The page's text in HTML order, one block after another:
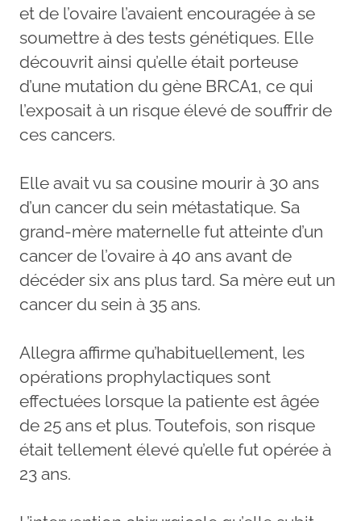
et de l’ovaire l’avaient encouragée à se
soumettre à des tests génétiques. Elle
découvrit ainsi qu’elle était porteuse
d’une mutation du gène BRCA1, ce qui
l’exposait à un risque élevé de souffrir de
ces cancers.
Elle avait vu sa cousine mourir à 30 ans
d’un cancer du sein métastatique. Sa
grand-mère maternelle fut atteinte d’un
cancer de l’ovaire à 40 ans avant de
décéder six ans plus tard. Sa mère eut un
cancer du sein à 35 ans.
Allegra affirme qu’habituellement, les
opérations prophylactiques sont
effectuées lorsque la patiente est âgée
de 25 ans et plus. Toutefois, son risque
était tellement élevé qu’elle fut opérée à
23 ans.